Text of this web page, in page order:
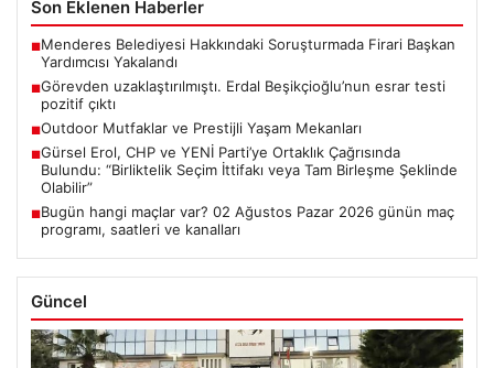
Son Eklenen Haberler
■Menderes Belediyesi Hakkındaki Soruşturmada Firari Başkan
Yardımcısı Yakalandı
■Görevden uzaklaştırılmıştı. Erdal Beşikçioğlu’nun esrar testi
pozitif çıktı
■Outdoor Mutfaklar ve Prestijli Yaşam Mekanları
■Gürsel Erol, CHP ve YENİ Parti’ye Ortaklık Çağrısında
Bulundu: “Birliktelik Seçim İttifakı veya Tam Birleşme Şeklinde
Olabilir”
■Bugün hangi maçlar var? 02 Ağustos Pazar 2026 günün maç
programı, saatleri ve kanalları
Güncel